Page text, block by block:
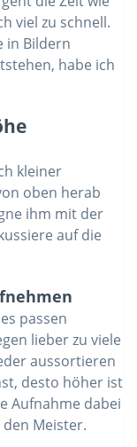
viel zu schnell.
in Bildern
habe ich
kleiner
oben herab
ihm mit der
auf die
passen
lieber zu viele
aussortieren
desto höher ist
Aufnahme dabei
Meister.